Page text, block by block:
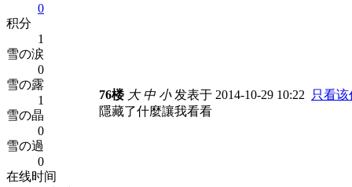
0
积分
1
雪の涙
0
雪の露
1
雪の晶
0
雪の過
0
在线时间
76楼 大 中 小发表于 2014-10-29 10:22
只看该
隱藏了什麼讓我看看